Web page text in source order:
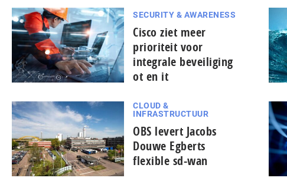
SECURITY & AWARENESS
Cisco ziet meer
prioriteit voor
integrale beveiliging
ot en it
CLOUD &
INFRASTRUCTUUR
OBS levert Jacobs
Douwe Egberts
flexible sd-wan